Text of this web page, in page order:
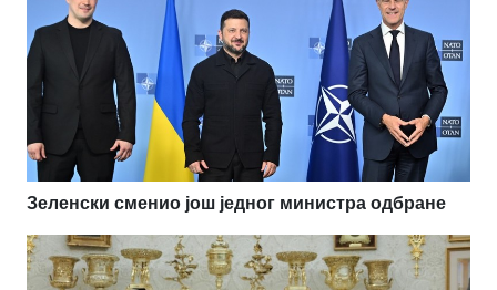
Зеленски сменио још једног министра одбране